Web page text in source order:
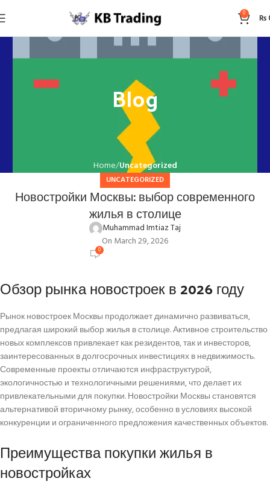
0 ₨
Blog
Home Uncategorized
UNCATEGORIZED
Новостройки Москвы: выбор современного
жилья в столице
Muhammad Imtiaz Taj
On March 29, 2026
0
Обзор рынка новостроек в 2026 году
Рынок новостроек Москвы продолжает динамично развиваться,
предлагая широкий выбор жилья в столице. Активное строительство
новых комплексов привлекает как резидентов, так и инвесторов,
заинтересованных в долгосрочных инвестициях в недвижимость.
Современные проекты отличаются инфраструктурой,
экологичностью и технологичными решениями, что делает их
привлекательными для покупки. Новостройки Москвы становятся
альтернативой вторичному рынку, особенно в условиях высокой
конкуренции и ограниченного предложения качественных объектов.
Преимущества покупки жилья в
новостройках